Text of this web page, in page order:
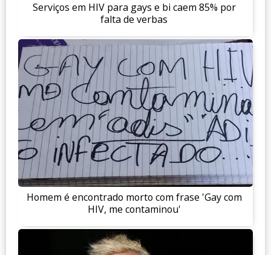
Serviços em HIV para gays e bi caem 85% por
falta de verbas
Homem é encontrado morto com frase 'Gay com
HIV, me contaminou'